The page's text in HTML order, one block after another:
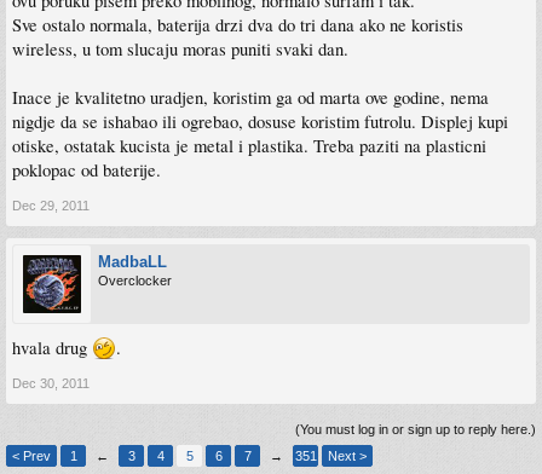
Sve ostalo normala, baterija drzi dva do tri dana ako ne koristis
wireless, u tom slucaju moras puniti svaki dan.
Inace je kvalitetno uradjen, koristim ga od marta ove godine, nema
nigdje da se ishabao ili ogrebao, dosuse koristim futrolu. Displej kupi
otiske, ostatak kucista je metal i plastika. Treba paziti na plasticni
poklopac od baterije.
Dec 29, 2011
MadbaLL
Overclocker
hvala drug .
Dec 30, 2011
(You must log in or sign up to reply here.)
< Prev
1 ← 3 4 5 6 7 → 351 Next >